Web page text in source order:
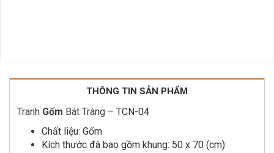
THÔNG TIN SẢN PHẨM
Tranh Gốm Bát Tràng – TCN-04
Chất liệu: Gốm
Kích thước đã bao gồm khung: 50 x 70 (cm)